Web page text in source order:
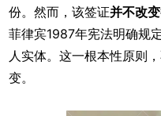
份。然而，该签证并不改变
菲律宾1987年宪法明确规
人实体。这一根本性原则
变。